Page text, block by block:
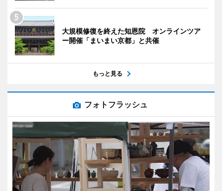
大規模修復を終えた知恩院 オンラインツア
ー開催「まいまい京都」と共催
もっと見る
フォトフラッシュ